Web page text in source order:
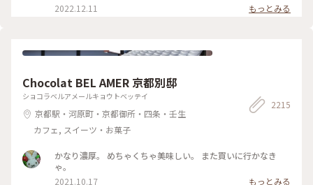
金沢 #私のことりっぷ旅 #レトロな街
2022.12.11
もっとみる
Chocolat BEL AMER 京都別邸
ショコラベルアメールキョウトベッテイ
京都駅・河原町・京都御所・四条・壬生
カフェ, スイーツ・お菓子
2215
かなり濃厚。 めちゃくちゃ美味しい。 また買いに行かなき
ゃ。
2021.10.17
もっとみる